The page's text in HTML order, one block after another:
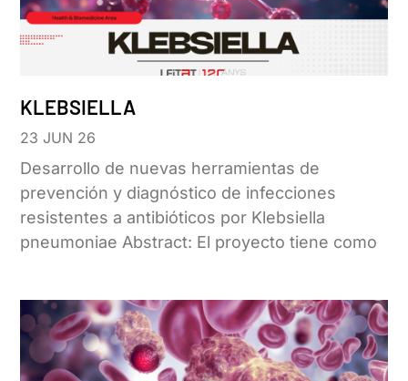
KLEBSIELLA
23 JUN 26
Desarrollo de nuevas herramientas de
prevención y diagnóstico de infecciones
resistentes a antibióticos por Klebsiella
pneumoniae Abstract: El proyecto tiene como